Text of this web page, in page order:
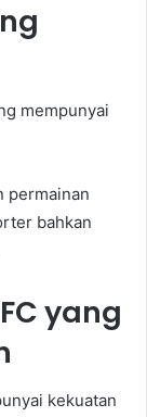
mempunyai
permainan
bahkan
yang
kekuatan